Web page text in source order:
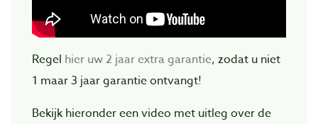
Regel hier uw 2 jaar extra garantie, zodat u niet
1 maar 3 jaar garantie ontvangt!
Bekijk hieronder een video met uitleg over de